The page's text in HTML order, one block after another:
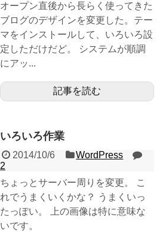
オープン直後から長らく使ってきた
ブログのデザインを変更した。テー
マをインストールして、いろいろ設
定しただけだど。 システムが順調
にアッ...
記事を読む
いろいろ作業
2014/10/6
WordPress
2
ちょっとサーバー周りを変更。 こ
れでうまくいくかな？ うまくいっ
たっぽい。 上の画像は特に意味な
いです。